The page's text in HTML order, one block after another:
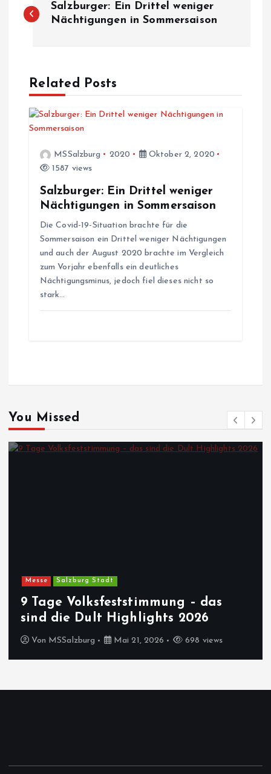
e
r
a
t
i
Salzburger: Ein Drittel weniger
Nächtigungen in Sommersaison
Related Posts
MSSalzburg 2020
Oktober 2, 2020
1587 views
Salzburger: Ein Drittel weniger
Nächtigungen in Sommersaison
Die Covid-19-Situation brachte für die
Sommersaison ein Drittel weniger Nächtigungen
und auch der August 2020 brachte im Vergleich
zum Vorjahr ebenfalls ein deutliches
Nächtigungsminus, jedoch fiel dieses nicht so
stark…
You Missed
Messe Salzburg Stadt
9 Tage Volksfeststimmung – das
sind die Dult Highlights 2026
Von MSSalzburg Mai 21, 2026 698 views